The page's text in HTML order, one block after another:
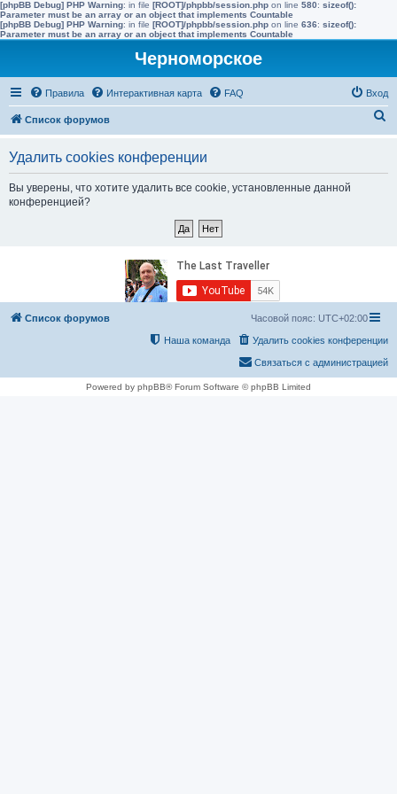
[phpBB Debug] PHP Warning: in file [ROOT]/phpbb/session.php on line 580: sizeof():
Parameter must be an array or an object that implements Countable
[phpBB Debug] PHP Warning: in file [ROOT]/phpbb/session.php on line 636: sizeof():
Parameter must be an array or an object that implements Countable
Черноморское
Правила Интерактивная карта FAQ Вход
Список форумов
Удалить cookies конференции
Вы уверены, что хотите удалить все cookie, установленные данной
конференцией?
Список форумов Часовой пояс: UTC+02:00
Удалить cookies конференции
Наша команда
Связаться с администрацией
Powered by phpBB® Forum Software © phpBB Limited